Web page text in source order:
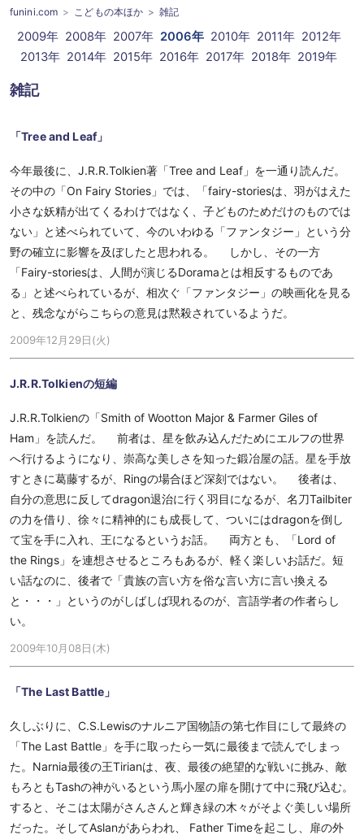
funini.com こどもの本ほか 雑記
2009年 2008年 2007年 2006年 2010年 2011年 2012年
2013年 2014年 2015年 2016年 2017年 2018年 2019年
雑記
「Tree and Leaf」
今年最後に、J.R.R.Tolkien著「Tree and Leaf」を一通り読んだ。
その中の「On Fairy Stories」では、「fairy-storiesは、羽がはえた
小さな妖精が出てくるわけではなく、子どものためだけのものでは
ない」と述べられていて、今のいわゆる「ファンタジー」という分
野の確立に影響を及ぼしたと思われる。 しかし、その一方
「Fairy-storiesは、人間が演じるDoramaとは相反するものであ
る」と述べられているが、相次ぐ「ファンタジー」の映画化を見る
と、残念ながらこちらの意見は黙殺されているようだ。
2009年12月29日(火)
J.R.R.Tolkienの短編
J.R.R.Tolkienの「Smith of Wootton Major & Farmer Giles of
Ham」を読んだ。 前者は、星を飲み込んだためにエルフの世界
へ行けるようになり、崇高な美しさを知った鍛冶屋の話。星を手放
すときに葛藤するが、Ringの場合ほど深刻ではない。 後者は、
自分の意思に反してdragon退治に行く羽目になるが、名刀Tailbiter
の力を借り、徐々に精神的にも成長して、ついにはdragonを倒し
て宝を手に入れ、王になるというお話。 両方とも、「Lord of
the Rings」を連想させるところもあるが、軽く楽しいお話だ。短
い話なのに、後者で「貴族の言い方を俗な言い方に言い換える
と・・・」というのがしばしば現れるのが、言語学者の作者らし
い。
2009年10月08日(木)
「The Last Battle」
久しぶりに、C.S.Lewisのナルニア国物語の第七作目にして最終の
「The Last Battle」を手に取ったら一気に最後まで読んでしまっ
た。Narnia最後の王Tirianは、夜、最後の絶望的な戦いに挑み、敵
もろともTashの神がいるという馬小屋の扉を開けて中に飛び込む。
すると、そこは太陽がさんさんと輝き緑の木々がそよぐ美しい場所
だった。そしてAslanがあらわれ、 Father Timeを起こし、扉の外